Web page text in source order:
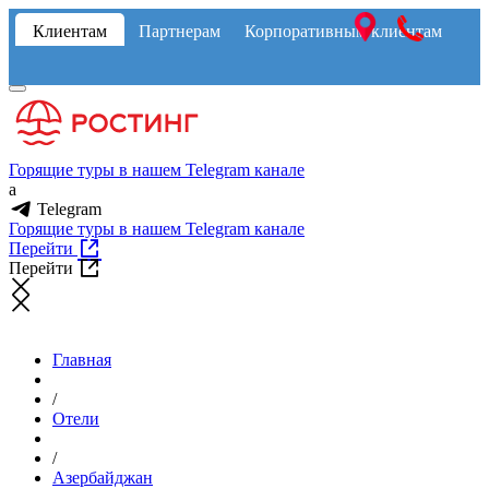
Клиентам Партнерам Корпоративным клиентам
Горящие туры в нашем Telegram канале
a
Telegram
Горящие туры в нашем Telegram канале
Перейти
Перейти
Главная
/
Отели
/
Азербайджан